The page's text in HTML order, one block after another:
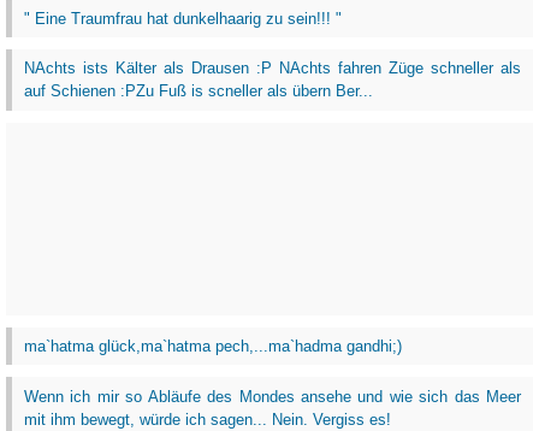
" Eine Traumfrau hat dunkelhaarig zu sein!!! "
NAchts ists Kälter als Drausen :P NAchts fahren Züge schneller als
auf Schienen :PZu Fuß is scneller als übern Ber...
ma`hatma glück,ma`hatma pech,...ma`hadma gandhi;)
Wenn ich mir so Abläufe des Mondes ansehe und wie sich das Meer
mit ihm bewegt, würde ich sagen... Nein. Vergiss es!